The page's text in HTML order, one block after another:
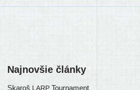
Najnovšie články
Skaroš LARP Tournament